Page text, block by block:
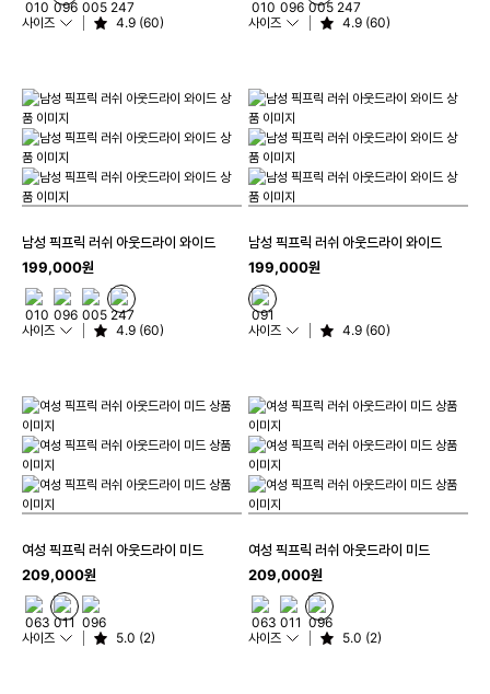
사이즈 4.9 (60) 사이즈 4.9 (60)
남성 픽프릭 러쉬 아웃드라이 와이드
199,000원
사이즈 4.9 (60)
남성 픽프릭 러쉬 아웃드라이 와이드
199,000원
사이즈 4.9 (60)
여성 픽프릭 러쉬 아웃드라이 미드
209,000원
사이즈 5.0 (2)
여성 픽프릭 러쉬 아웃드라이 미드
209,000원
사이즈 5.0 (2)